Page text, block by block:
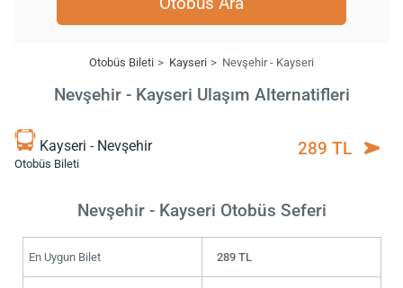
Otobüs Bileti Kayseri Nevşehir - Kayseri
Nevşehir - Kayseri Ulaşım Alternatifleri
Kayseri - Nevşehir
Otobüs Bileti
289 TL
Nevşehir - Kayseri Otobüs Seferi
En Uygun Bilet 289 TL